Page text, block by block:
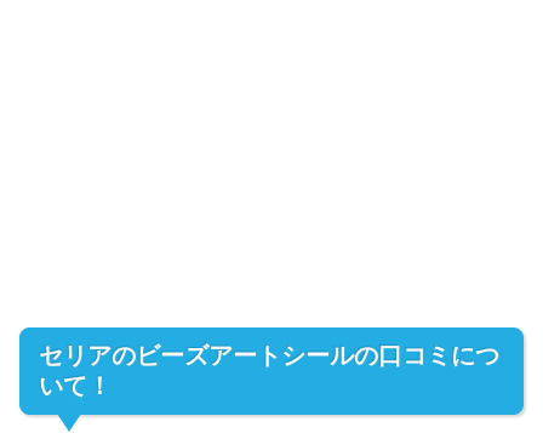
セリアのビーズアートシールの口コミにつ
いて！